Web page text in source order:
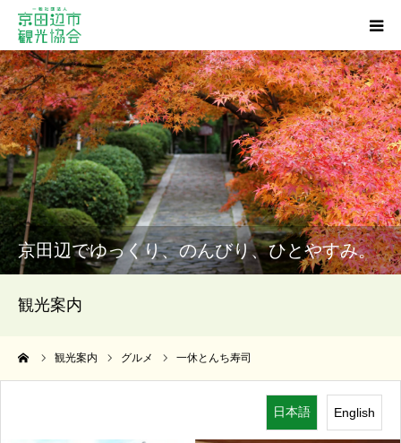
京田辺でゆっくり、のんびり、ひとやすみ。
観光案内
観光案内 グルメ 一休とんち寿司
日本語 English
観光スポット
グルメ
ショッピング
宿泊・温泉